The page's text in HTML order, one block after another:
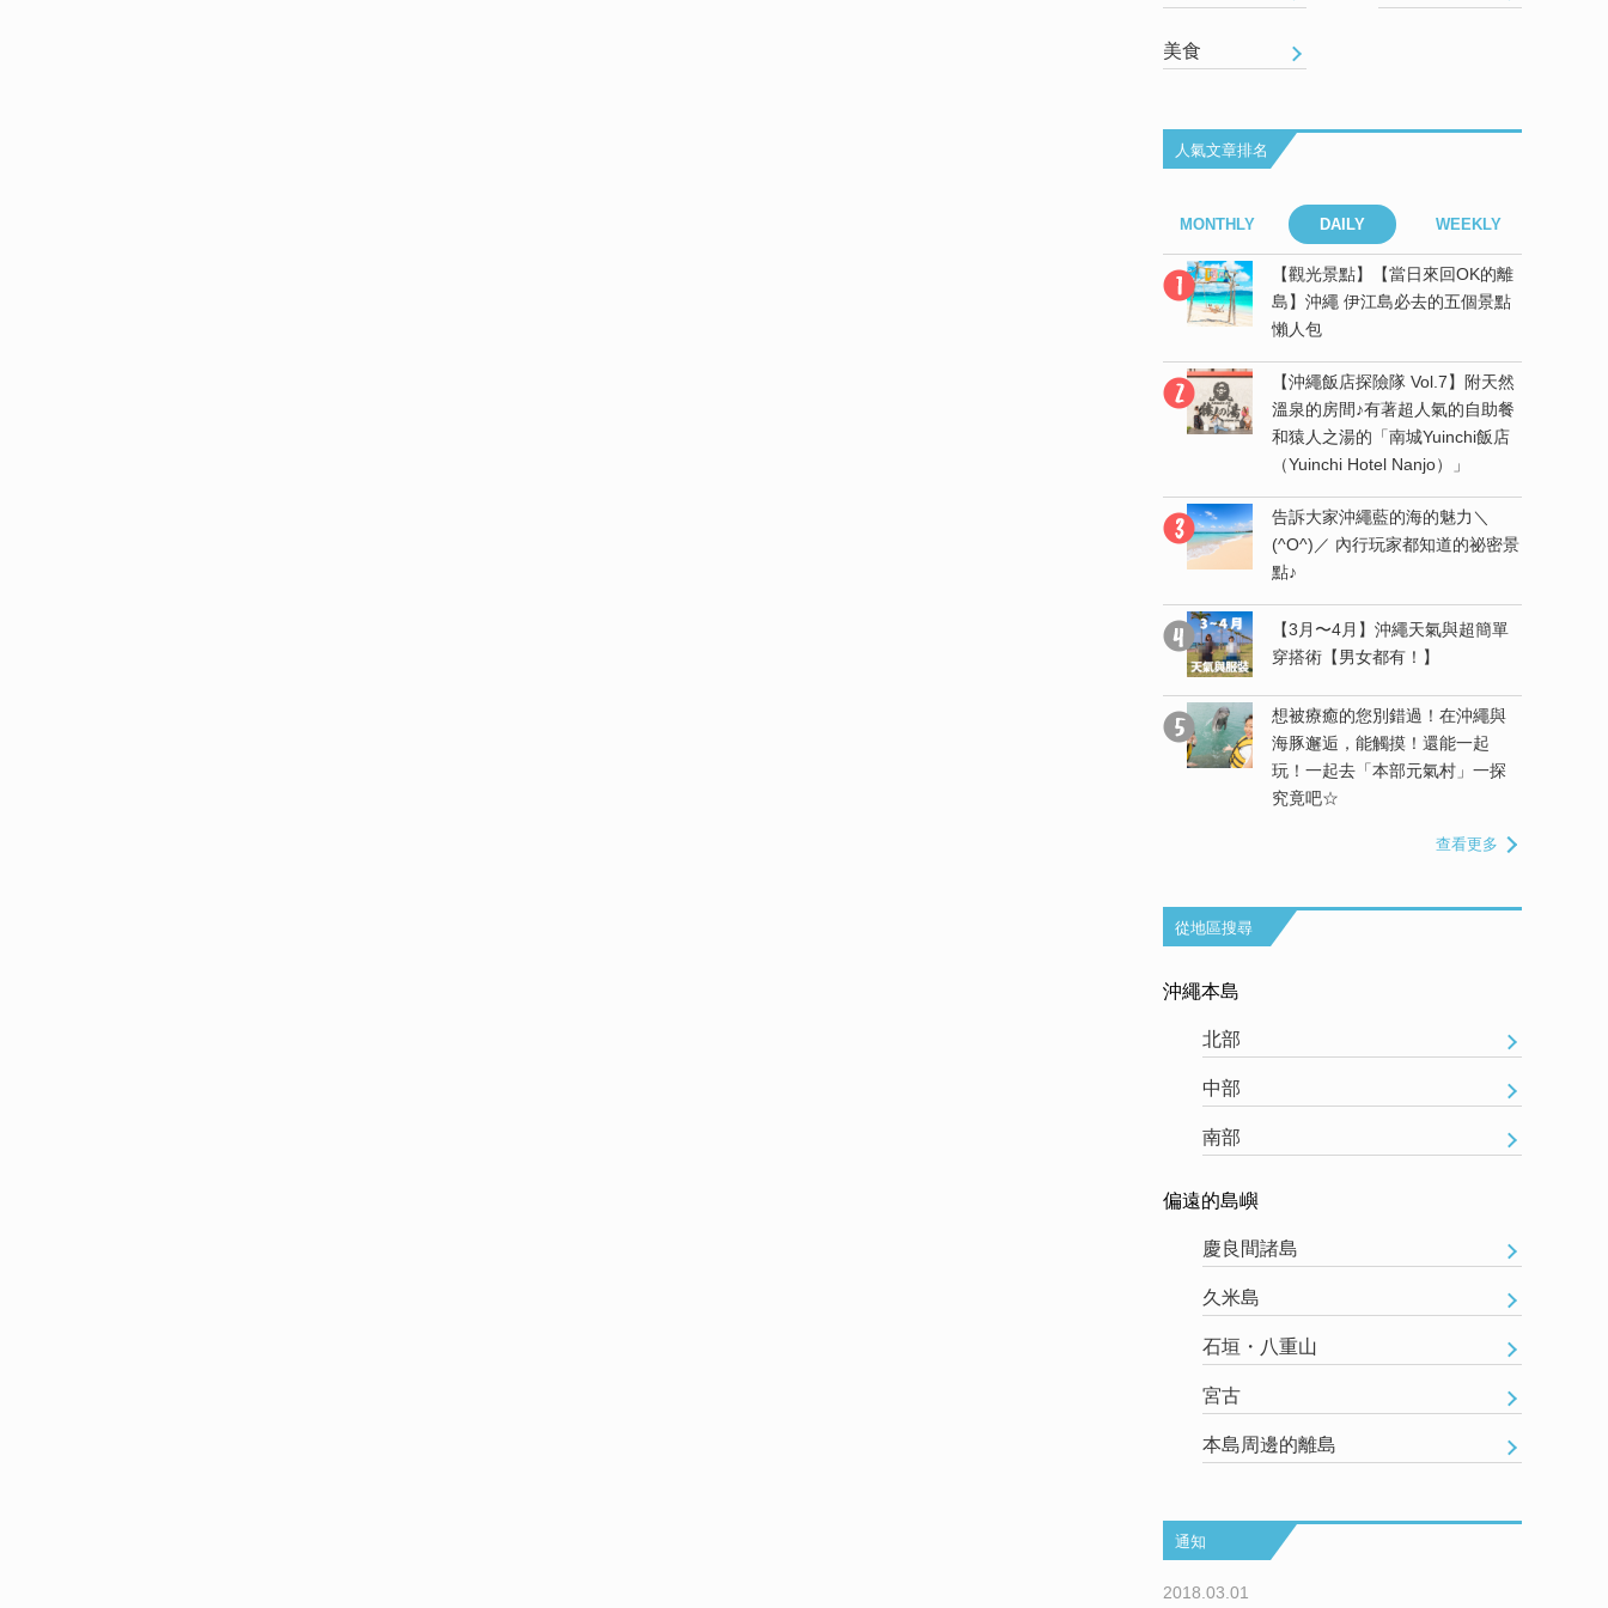
美食
人氣文章排名
MONTHLY DAILY WEEKLY
【觀光景點】【當日來回OK的離
島】沖繩 伊江島必去的五個景點
懶人包
【沖繩飯店探險隊 Vol.7】附天然
溫泉的房間♪有著超人氣的自助餐
和猿人之湯的「南城Yuinchi飯店
（Yuinchi Hotel Nanjo）」
告訴大家沖繩藍的海的魅力＼
(^O^)／ 內行玩家都知道的祕密景
點♪
【3月〜4月】沖繩天氣與超簡單
穿搭術【男女都有！】
想被療癒的您別錯過！在沖繩與
海豚邂逅，能觸摸！還能一起
玩！一起去「本部元氣村」一探
究竟吧☆
查看更多
從地區搜尋
沖繩本島
北部
中部
南部
偏遠的島嶼
慶良間諸島
久米島
石垣・八重山
宮古
本島周邊的離島
通知
2018.03.01